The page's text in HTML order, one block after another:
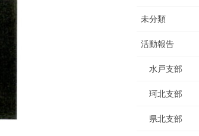
未分類
活動報告
水戸支部
珂北支部
県北支部